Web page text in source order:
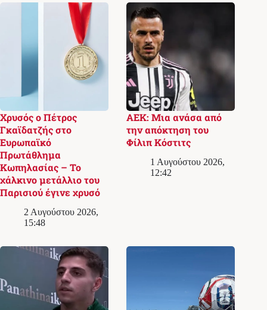
Χρυσός ο Πέτρος
Γκαϊδατζής στο
Ευρωπαϊκό
Πρωτάθλημα
Κωπηλασίας – Το
χάλκινο μετάλλιο του
Παρισιού έγινε χρυσό
2 Αυγούστου 2026,
15:48
ΑΕΚ: Μια ανάσα από
την απόκτηση του
Φίλιπ Κόστιτς
1 Αυγούστου 2026,
12:42